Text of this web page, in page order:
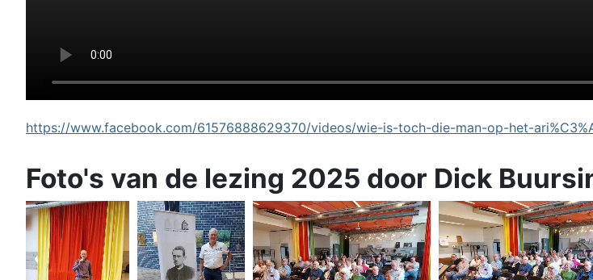
https://www.facebook.com/61576888629370/videos/wie-is-toch-die-man-op-het-
Foto's van de lezing 2025 door Dick